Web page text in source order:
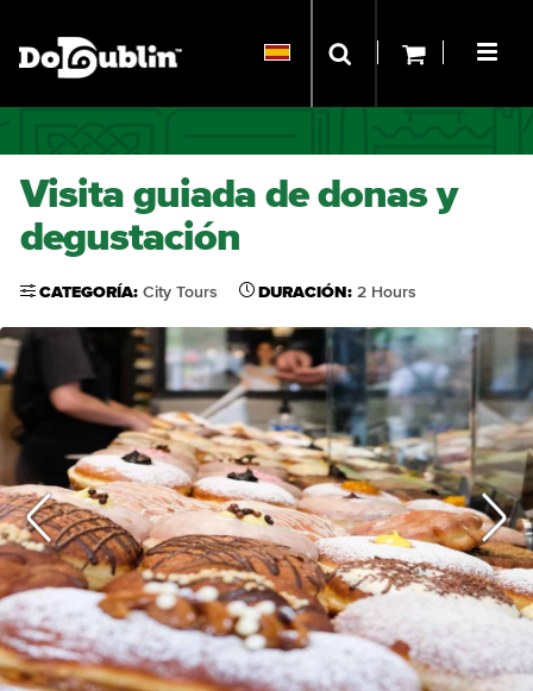
Visita guiada de donas y
degustación
CATEGORÍA: City Tours DURACIÓN: 2 Hours